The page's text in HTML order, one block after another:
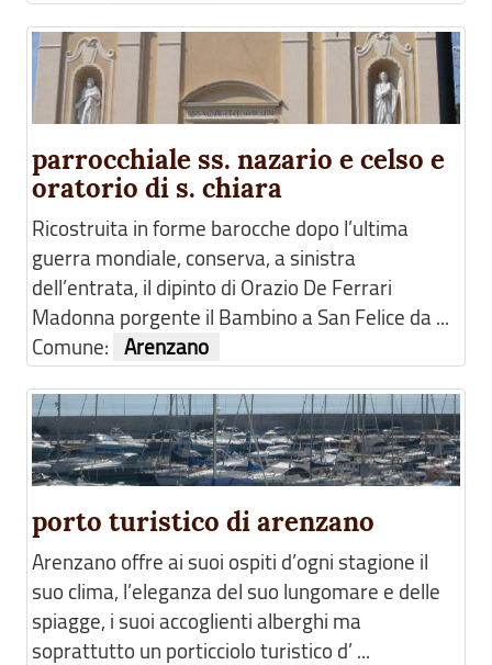
parrocchiale ss. nazario e celso e
oratorio di s. chiara
Ricostruita in forme barocche dopo l’ultima
guerra mondiale, conserva, a sinistra
dell’entrata, il dipinto di Orazio De Ferrari
Madonna porgente il Bambino a San Felice da ...
Comune: Arenzano
porto turistico di arenzano
Arenzano offre ai suoi ospiti d’ogni stagione il
suo clima, l’eleganza del suo lungomare e delle
spiagge, i suoi accoglienti alberghi ma
soprattutto un porticciolo turistico d’ ...